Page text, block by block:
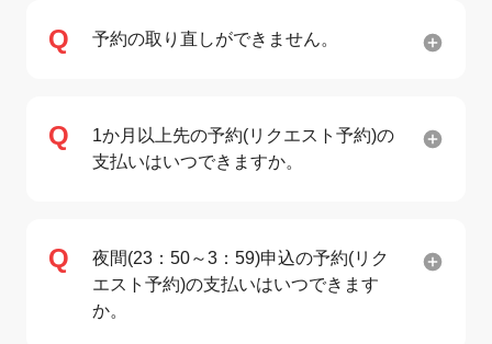
予約の取り直しができません。
1か月以上先の予約(リクエスト予約)の
支払いはいつできますか。
夜間(23：50～3：59)申込の予約(リク
エスト予約)の支払いはいつできます
か。